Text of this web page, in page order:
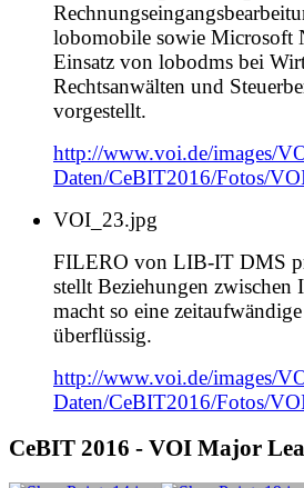
lobomobile sowie
Einsatz von lobodms bei
Rechtsanwälten und
vorgestellt.
http://www.voi.de/images/
Daten/CeBIT2016/Fotos/
VOI_23.jpg
FILERO von LIB-IT DMS
stellt Beziehungen zwischen
macht so eine
überflüssig.
http://www.voi.de/images/
Daten/CeBIT2016/Fotos/
CeBIT 2016 - VOI Major